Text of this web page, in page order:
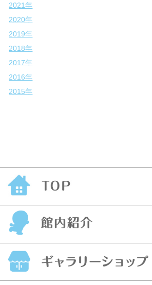
2021年
2020年
2019年
2018年
2017年
2016年
2015年